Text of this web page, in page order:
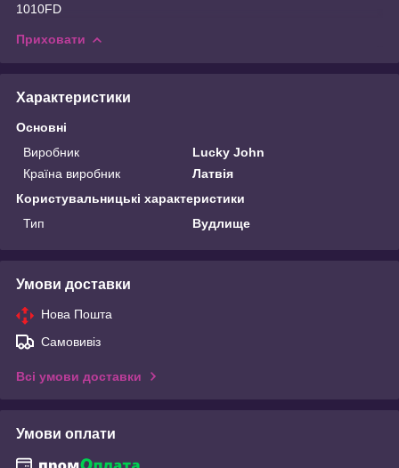
1010FD
Приховати
Характеристики
Основні
Виробник
Lucky John
Країна виробник
Латвія
Користувальницькі характеристики
Тип
Вудлище
Умови доставки
Нова Пошта
Самовивіз
Всі умови доставки
Умови оплати